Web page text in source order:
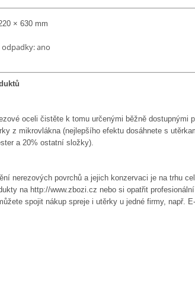
× 630 mm
ano
oceli čistěte k tomu určenými běžně dostupnými
z mikrovlákna (nejlepšího efektu dosáhnete s
a 20% ostatní složky).
nerezových povrchů a jejich konzervaci je na trhu
na http://www.zbozi.cz nebo si opatřit
spojit nákup spreje i utěrky u jedné firmy, např.